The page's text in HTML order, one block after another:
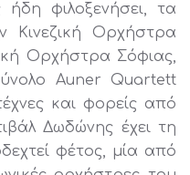
φιλοξενήσει, τα
Κινεζική Ορχήστρα
Ορχήστρα Σόφιας,
Auner Quartett
και φορείς από
Δωδώνης έχει τη
φέτος, μία από